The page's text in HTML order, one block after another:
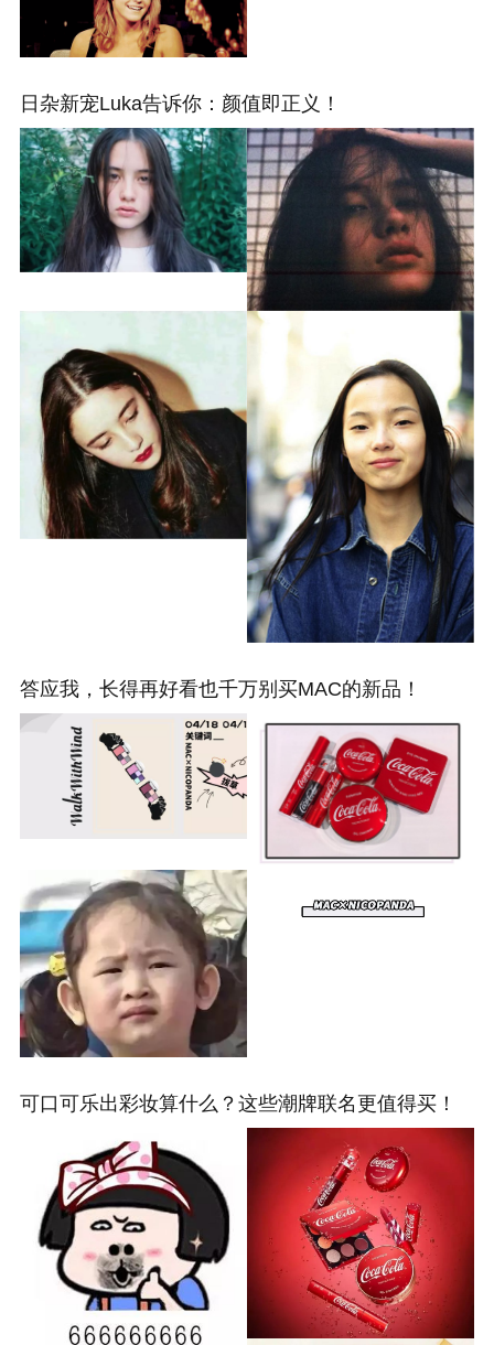
日杂新宠Luka告诉你：颜值即正义！
答应我，长得再好看也千万别买MAC的新品！
可口可乐出彩妆算什么？这些潮牌联名更值得买！